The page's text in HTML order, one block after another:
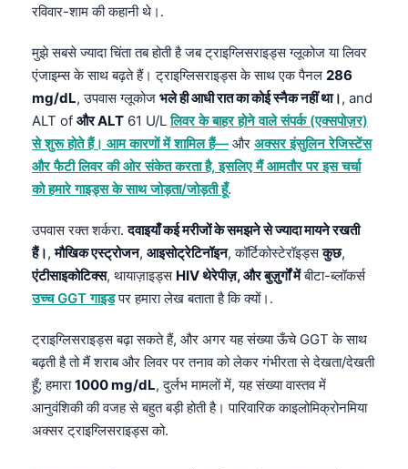
रविवार-शाम की कहानी थे।.
मुझे सबसे ज्यादा चिंता तब होती है जब ट्राइग्लिसराइड्स ग्लूकोज या लिवर
एंजाइम्स के साथ बढ़ते हैं। ट्राइग्लिसराइड्स के साथ एक पैनल 286
mg/dL, उपवास ग्लूकोज भले ही आधी रात का कोई स्नैक नहीं था।, and
ALT of और ALT 61 U/Lलिवर के बाहर होने वाले संपर्क (एक्सपोज़र)
से शुरू होते हैं। आम कारणों में शामिल हैं— और अक्सर इंसुलिन रेजिस्टेंस
और फैटी लिवर की ओर संकेत करता है, इसलिए मैं आमतौर पर इस चर्चा
को हमारे गाइड्स के साथ जोड़ता/जोड़ती हूँ.
उपवास रक्त शर्करा.दवाइयाँ कई मरीजों के समझने से ज्यादा मायने रखती
हैं।,मौखिक एस्ट्रोजन, आइसोट्रेटिनॉइन, कॉर्टिकोस्टेरॉइड्सकुछ,
एंटीसाइकोटिक्स, थायाज़ाइड्स HIV थेरेपीज़, और बुज़ुर्गों मेंबीटा-ब्लॉकर्स
उच्च GGT गाइडपर हमारा लेख बताता है कि क्यों।.
ट्राइग्लिसराइड्स बढ़ा सकते हैं, और अगर यह संख्या ऊँचे GGT के साथ
बढ़ती है तो मैं शराब और लिवर पर तनाव को लेकर गंभीरता से देखता/देखती
हूँ; हमारा1000 mg/dL, दुर्लभ मामलों में, यह संख्या वास्तव में
आनुवंशिकी की वजह से बहुत बड़ी होती है। पारिवारिक काइलोमिक्रोनमिया
अक्सर ट्राइग्लिसराइड्स को.